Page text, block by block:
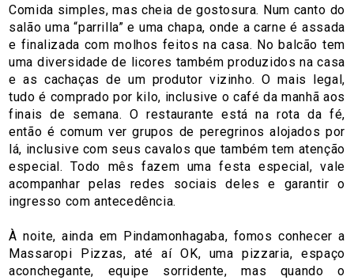
Comida simples, mas cheia de gostosura. Num canto do
salão uma “parrilla” e uma chapa, onde a carne é assada
e finalizada com molhos feitos na casa. No balcão tem
uma diversidade de licores também produzidos na casa
e as cachaças de um produtor vizinho. O mais legal,
tudo é comprado por kilo, inclusive o café da manhã aos
finais de semana. O restaurante está na rota da fé,
então é comum ver grupos de peregrinos alojados por
lá, inclusive com seus cavalos que também tem atenção
especial. Todo mês fazem uma festa especial, vale
acompanhar pelas redes sociais deles e garantir o
ingresso com antecedência.
À noite, ainda em Pindamonhagaba, fomos conhecer a
Massaropi Pizzas, até aí OK, uma pizzaria, espaço
aconchegante, equipe sorridente, mas quando o